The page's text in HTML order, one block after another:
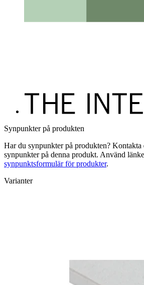
Synpunkter på produkten
Har du synpunkter på produkten? Kontakta
synpunkter på denna produkt. Använd
synpunktsformulär för produkter.
Varianter